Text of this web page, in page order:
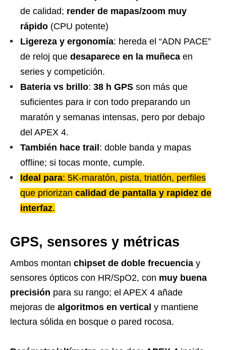
de calidad; render de mapas/zoom muy
rápido (CPU potente)
Ligereza y ergonomía: hereda el “ADN PACE”
de reloj que desaparece en la muñeca en
series y competición.
Bateria vs brillo: 38 h GPS son más que
suficientes para ir con todo preparando un
maratón y semanas intensas, pero por debajo
del APEX 4.
También hace trail : doble banda y mapas
offline; si tocas monte, cumple.
Ideal para: 5K-maratón, pista, triatlón, perfiles
que priorizan calidad de pantalla y rapidez de
interfaz.
GPS, sensores y métricas
Ambos montan chipset de doble frecuencia y
sensores ópticos con HR/SpO2, con muy buena
precisión para su rango; el APEX 4 añade
mejoras de algoritmos en vertical y mantiene
lectura sólida en bosque o pared rocosa.